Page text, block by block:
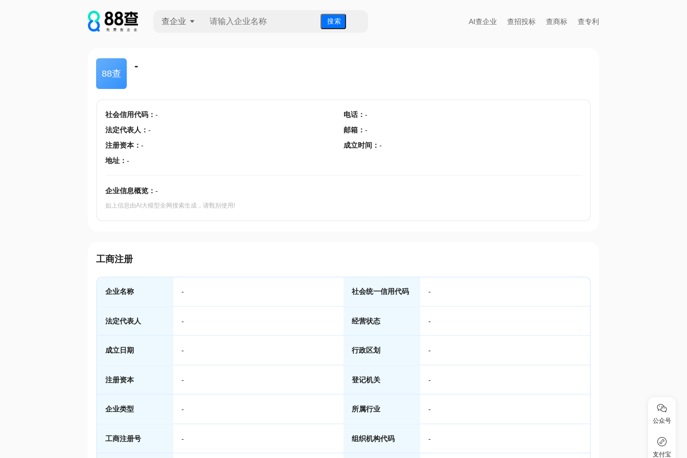
查企业 搜 索 AI查企业 查招投标 查商标 查专利
88查
-
社会信用代码： - 电话： -
法定代表人 ： - 邮箱 ： -
注册资本： - 成立时间 ： -
地址： -
企业信息概览： -
如上信息由AI大模型全网搜索生成，请甄别使用!
工商注册
企业名称 - 社会统一信用代码 -
法定代表人 - 经营状态 -
成立日期 - 行政区划 -
注册资本 - 登记机关 -
企业类型 - 所属行业 -
工商注册号 - 组织机构代码 -
公众号
支付宝